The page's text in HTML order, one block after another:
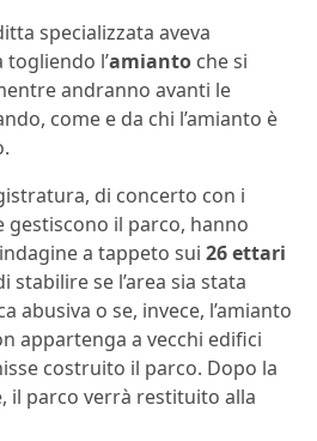
specializzata aveva
l’amianto che si
andranno avanti le
come e da chi l’amianto è
di concerto con i
gestiscono il parco, hanno
a tappeto sui 26 ettari
stabilire se l’area sia stata
abusiva o se, invece, l’amianto
appartenga a vecchi edifici
costruito il parco. Dopo la
il parco verrà restituito alla